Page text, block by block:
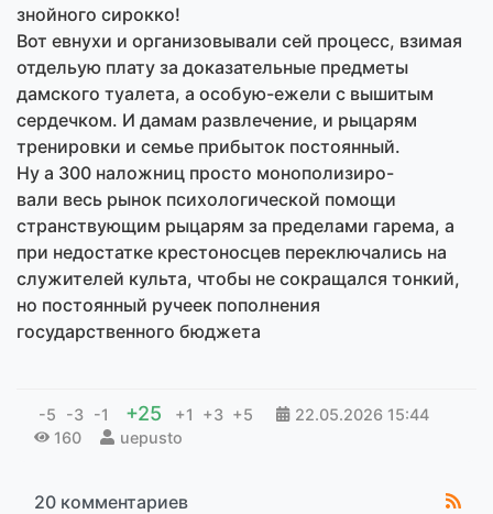
знойного сирокко!
Вот евнухи и организовывали сей процесс, взимая
отдельую плату за доказательные предметы
дамского туалета, а особую-ежели с вышитым
сердечком. И дамам развлечение, и рыцарям
тренировки и семье прибыток постоянный.
Ну а 300 наложниц просто монополизиро-
вали весь рынок психологической помощи
странствующим рыцарям за пределами гарема, а
при недостатке крестоносцев переключались на
служителей культа, чтобы не сокращался тонкий,
но постоянный ручеек пополнения
государственного бюджета
-5 -3 -1 +25 +1 +3 +5 22.05.2026 15:44
160
uepusto
20 комментариев